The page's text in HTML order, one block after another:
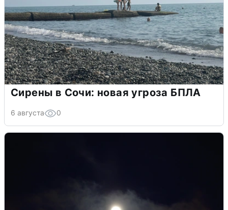
Сирены в Сочи: новая угроза БПЛА
6 августа 0